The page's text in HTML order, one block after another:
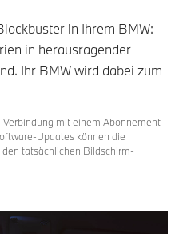
in Ihrem BMW:
in herausragender
Ihr BMW wird dabei zum
mit einem Abonnement
Updates können die
tatsächlichen Bildschirm-